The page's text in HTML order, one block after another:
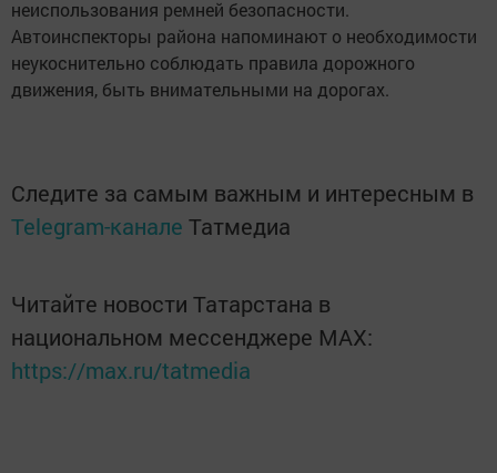
неиспользования ремней безопасности.
Автоинспекторы района напоминают о необходимости
неукоснительно соблюдать правила дорожного
движения, быть внимательными на дорогах.
Следите за самым важным и интересным в
Telegram-канале Татмедиа
Читайте новости Татарстана в
национальном мессенджере MАХ:
https://max.ru/tatmedia